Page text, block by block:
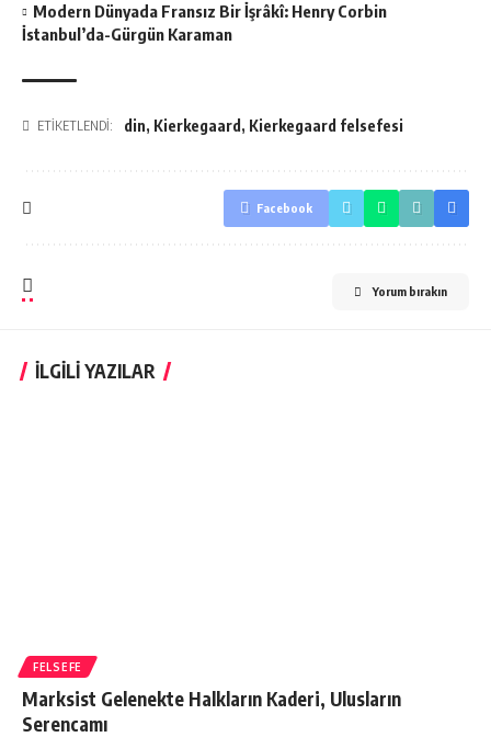
Modern Dünyada Fransız Bir İşrâkî: Henry Corbin
İstanbul’da-Gürgün Karaman
ETİKETLENDİ: din, Kierkegaard , Kierkegaard felsefesi
Facebook
Yorum bırakın
İLGİLİ YAZILAR
FELSEFE
Marksist Gelenekte Halkların Kaderi, Ulusların
Serencamı